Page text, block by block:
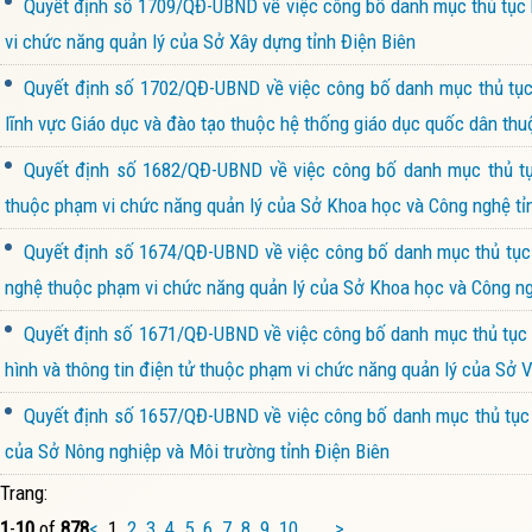
Quyết định số 1709/QĐ-UBND về việc công bố danh mục thủ
vi chức năng quản lý của Sở Xây dựng tỉnh Điện Biên
Quyết định số 1702/QĐ-UBND về việc công bố danh mục thủ
lĩnh vực Giáo dục và đào tạo thuộc hệ thống giáo dục quốc dân
Quyết định số 1682/QĐ-UBND về việc công bố danh mục
thuộc phạm vi chức năng quản lý của Sở Khoa học và Công nghệ
Quyết định số 1674/QĐ-UBND về việc công bố danh mục thủ
nghệ thuộc phạm vi chức năng quản lý của Sở Khoa học và Công
Quyết định số 1671/QĐ-UBND về việc công bố danh mục thủ
hình và thông tin điện tử thuộc phạm vi chức năng quản lý của Sở
Quyết định số 1657/QĐ-UBND về việc công bố danh mục thủ
của Sở Nông nghiệp và Môi trường tỉnh Điện Biên
Trang: